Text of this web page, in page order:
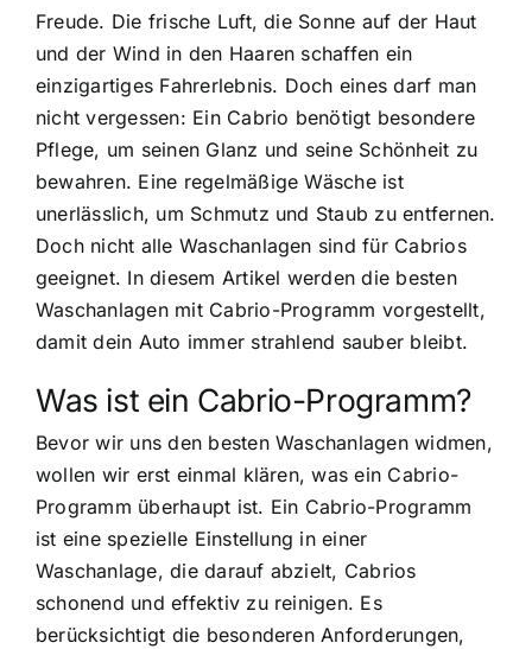
Freude. Die frische Luft, die Sonne auf der Haut
und der Wind in den Haaren schaffen ein
einzigartiges Fahrerlebnis. Doch eines darf man
nicht vergessen: Ein Cabrio benötigt besondere
Pflege, um seinen Glanz und seine Schönheit zu
bewahren. Eine regelmäßige Wäsche ist
unerlässlich, um Schmutz und Staub zu entfernen.
Doch nicht alle Waschanlagen sind für Cabrios
geeignet. In diesem Artikel werden die besten
Waschanlagen mit Cabrio-Programm vorgestellt,
damit dein Auto immer strahlend sauber bleibt.
Was ist ein Cabrio-Programm?
Bevor wir uns den besten Waschanlagen widmen,
wollen wir erst einmal klären, was ein Cabrio-
Programm überhaupt ist. Ein Cabrio-Programm
ist eine spezielle Einstellung in einer
Waschanlage, die darauf abzielt, Cabrios
schonend und effektiv zu reinigen. Es
berücksichtigt die besonderen Anforderungen,